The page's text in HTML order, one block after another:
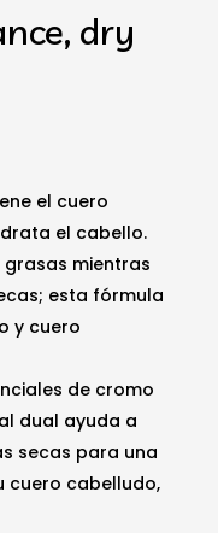
dry
el cuero
el cabello.
mientras
esta fórmula
y cuero
de cromo
dual ayuda a
secas para una
cuero cabelludo,